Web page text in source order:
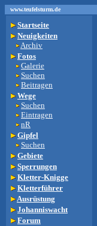
www.teufelsturm.de
Startseite
Neuigkeiten
Archiv
Fotos
Galerie
Suchen
Beitragen
Wege
Suchen
Eintragen
nR
Gipfel
Suchen
Gebiete
Sperrungen
Kletter-Knigge
Kletterführer
Ausrüstung
Johanniswacht
Forum